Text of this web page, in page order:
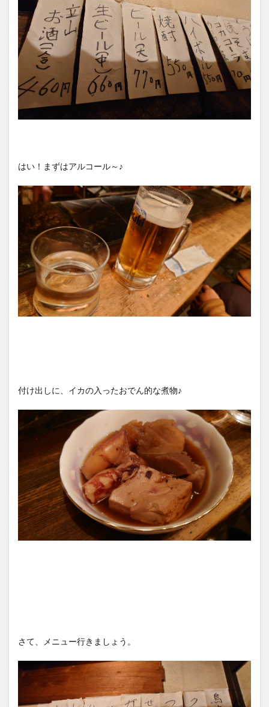
はい！まずはアルコール～♪
付け出しに、イカの入ったおでん的な煮物♪
さて、メニュー行きましょう。